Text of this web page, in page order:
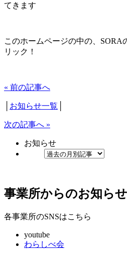
てきます
このホームページの中の、SORA
リック！
« 前の記事へ
お知らせ一覧
次の記事へ »
お知らせ
事業所からのお知らせ
各事業所のSNSはこちら
youtube
わらしべ会